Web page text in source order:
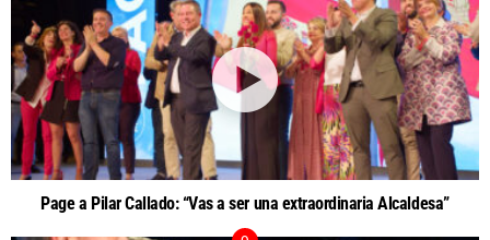
Page a Pilar Callado: “Vas a ser una extraordinaria Alcaldesa”